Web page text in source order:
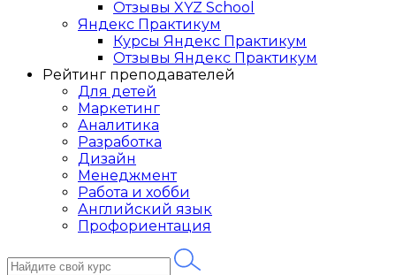
Отзывы XYZ School
Яндекс Практикум
Курсы Яндекс Практикум
Отзывы Яндекс Практикум
Рейтинг преподавателей
Для детей
Маркетинг
Аналитика
Разработка
Дизайн
Менеджмент
Работа и хобби
Английский язык
Профориентация